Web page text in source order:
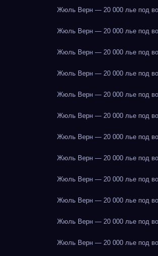
Жюль Верн — 20 000 лье под
Жюль Верн — 20 000 лье под
Жюль Верн — 20 000 лье под
Жюль Верн — 20 000 лье под
Жюль Верн — 20 000 лье под
Жюль Верн — 20 000 лье под
Жюль Верн — 20 000 лье под
Жюль Верн — 20 000 лье под
Жюль Верн — 20 000 лье под
Жюль Верн — 20 000 лье под
Жюль Верн — 20 000 лье под
Жюль Верн — 20 000 лье под